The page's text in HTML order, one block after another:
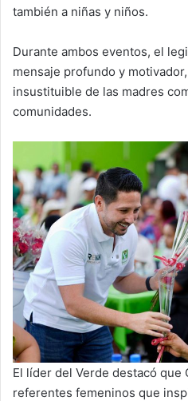
también a niñas y niños.
Durante ambos eventos, el
mensaje profundo y
insustituible de las madres
comunidades.
El líder del Verde destacó que
referentes femeninos que